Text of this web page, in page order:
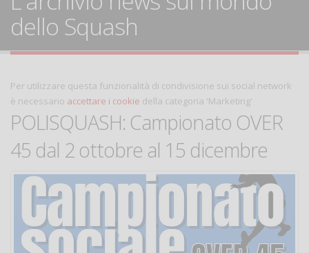
dello Squash
Per utilizzare questa funzionalità di condivisione sui social network
è necessario accettare i cookie della categoria 'Marketing'
POLISQUASH: Campionato OVER
45 dal 2 ottobre al 15 dicembre